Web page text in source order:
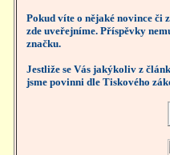
Pokud víte o nějaké novince či
zde uveřejníme. Příspěvky
značku.
Jestliže se Vás jakýkoliv z
jsme povinni dle Tiskového